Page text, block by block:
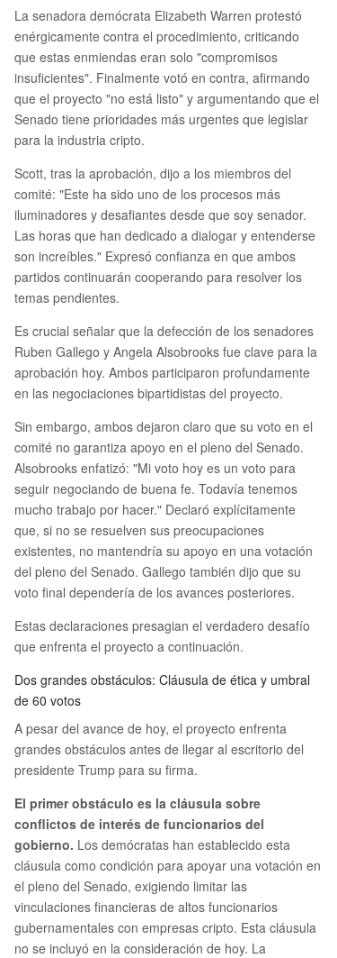
La senadora demócrata Elizabeth Warren protestó
enérgicamente contra el procedimiento, criticando
que estas enmiendas eran solo "compromisos
insuficientes". Finalmente votó en contra, afirmando
que el proyecto "no está listo" y argumentando que el
Senado tiene prioridades más urgentes que legislar
para la industria cripto.
Scott, tras la aprobación, dijo a los miembros del
comité: "Este ha sido uno de los procesos más
iluminadores y desafiantes desde que soy senador.
Las horas que han dedicado a dialogar y entenderse
son increíbles." Expresó confianza en que ambos
partidos continuarán cooperando para resolver los
temas pendientes.
Es crucial señalar que la defección de los senadores
Ruben Gallego y Angela Alsobrooks fue clave para la
aprobación hoy. Ambos participaron profundamente
en las negociaciones bipartidistas del proyecto.
Sin embargo, ambos dejaron claro que su voto en el
comité no garantiza apoyo en el pleno del Senado.
Alsobrooks enfatizó: "Mi voto hoy es un voto para
seguir negociando de buena fe. Todavía tenemos
mucho trabajo por hacer." Declaró explícitamente
que, si no se resuelven sus preocupaciones
existentes, no mantendría su apoyo en una votación
del pleno del Senado. Gallego también dijo que su
voto final dependería de los avances posteriores.
Estas declaraciones presagian el verdadero desafío
que enfrenta el proyecto a continuación.
Dos grandes obstáculos: Cláusula de ética y umbral
de 60 votos
A pesar del avance de hoy, el proyecto enfrenta
grandes obstáculos antes de llegar al escritorio del
presidente Trump para su firma.
El primer obstáculo es la cláusula sobre
conflictos de interés de funcionarios del
gobierno. Los demócratas han establecido esta
cláusula como condición para apoyar una votación en
el pleno del Senado, exigiendo limitar las
vinculaciones financieras de altos funcionarios
gubernamentales con empresas cripto. Esta cláusula
no se incluyó en la consideración de hoy. La